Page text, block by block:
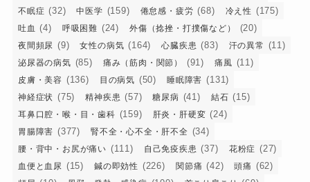
不眠症 (32) 中医学 (159) 倦怠感・疲労 (68) 冷え性 (175)
吐血 (4) 呼吸困難 (24) 外傷（捻挫・打撲傷など） (20)
夜間頻尿 (9) 女性の病気 (164) 心臓疾患 (83) 汗の異常 (11)
泌尿器の病気 (85) 痛み（筋肉・関節） (91) 痛風 (11)
皮膚・美容 (136) 目の病気 (50) 睡眠障害 (131)
神経症状 (75) 精神疾患 (57) 糖尿病 (41) 結石 (15)
耳鼻口腔・喉・目・歯科 (159) 肝炎・肝硬変 (24)
胃腸障害 (377) 腎不全・心不全・肝不全 (34)
腰・背中・お尻が痛い (111) 自己免疫疾患 (37) 花粉症 (27)
血便と血尿 (15) 鍼の即効性 (226) 関節痛 (42) 頭痛 (62)